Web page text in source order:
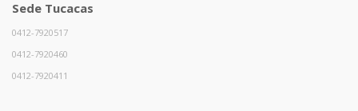
Sede Tucacas
0412-7920517
0412-7920460
0412-7920411